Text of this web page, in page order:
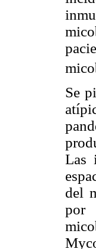
Se
Las
del
por